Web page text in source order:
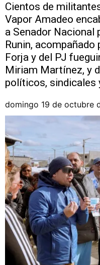
Cientos de
Vapor Amadeo
a Senador Nacional
Runin,
Forja y del PJ
Miriam Martínez, y
políticos, sindicales
domingo 19 de octubre